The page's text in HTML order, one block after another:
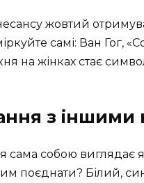
жовтий
самі: Ван Гог,
на жінках стає
з іншими
сама собою виглядає
поєднати? Білий,